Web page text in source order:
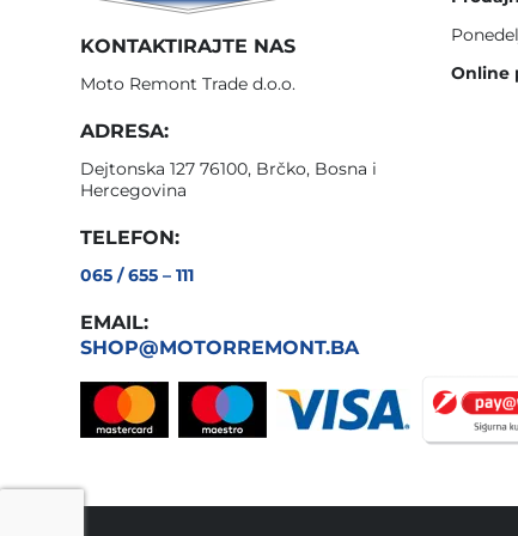
KONTAKTIRAJTE NAS
Moto Remont Trade d.o.o.
ADRESA:
Dejtonska 127 76100, Brčko, Bosna i
Hercegovina
TELEFON:
065 / 655 – 111
EMAIL:
SHOP@MOTORREMONT.BA
Online